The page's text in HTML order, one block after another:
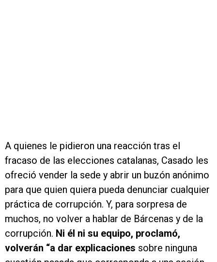
A quienes le pidieron una reacción tras el
fracaso de las elecciones catalanas, Casado les
ofreció vender la sede y abrir un buzón anónimo
para que quien quiera pueda denunciar cualquier
práctica de corrupción. Y, para sorpresa de
muchos, no volver a hablar de Bárcenas y de la
corrupción. Ni él ni su equipo, proclamó,
volverán “a dar explicaciones sobre ninguna